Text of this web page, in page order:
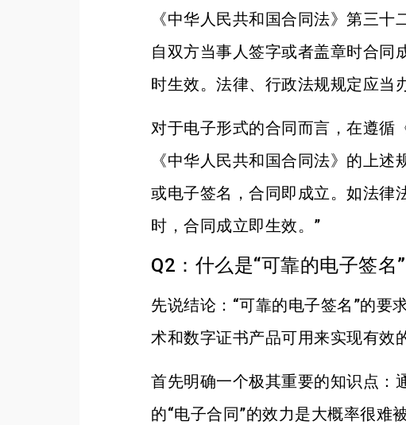
《中华人民共和国合同法》第三
自双方当事人签字或者盖章时合同
时生效。法律、行政法规规定应当
对于电子形式的合同而言，在遵循
《中华人民共和国合同法》的上
或电子签名，合同即成立。如法律
时，合同成立即生效。”
Q2：什么是“可靠的电子签名”
先说结论：“可靠的电子签名”的要
术和数字证书产品可用来实现有效
首先明确一个极其重要的知识点：
的“电子合同”的效力是大概率很难